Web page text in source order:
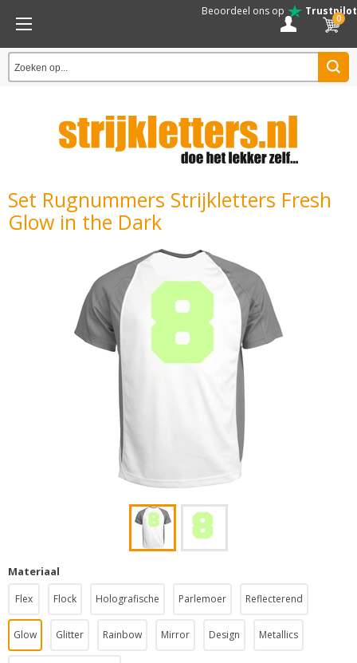
Beoordeel ons op Trustpilot
0
Set Rugnummers Strijkletters Fresh
Glow in the Dark
Materiaal
Flex Flock Holografische Parlemoer Reflecterend
Glow Glitter Rainbow Mirror Design Metallics